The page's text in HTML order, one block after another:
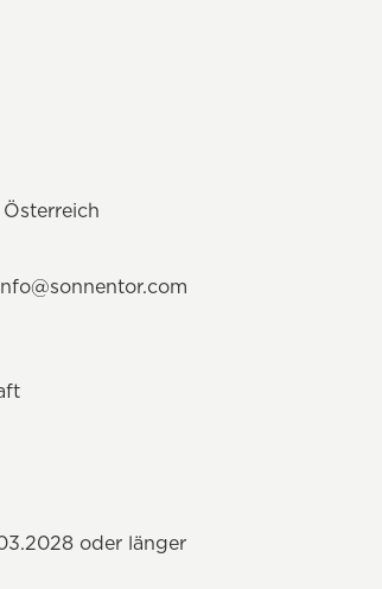
oder länger